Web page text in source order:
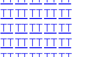
TTTTTTTTTT
TTTTTTTTTT
TTTTTTTTTT